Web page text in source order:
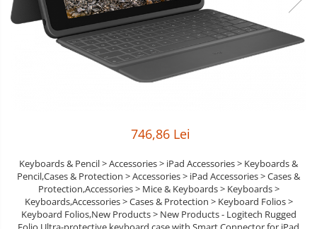
Smartphone IPhone
Boxe
746,86 Lei
Keyboards & Pencil > Accessories > iPad Accessories > Keyboards &
Pencil,Cases & Protection > Accessories > iPad Accessories > Cases &
Protection,Accessories > Mice & Keyboards > Keyboards >
Keyboards,Accessories > Cases & Protection > Keyboard Folios >
Keyboard Folios,New Products > New Products - Logitech Rugged